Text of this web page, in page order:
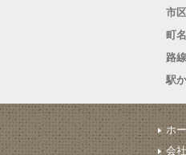
市
町
路
駅
ホ
会